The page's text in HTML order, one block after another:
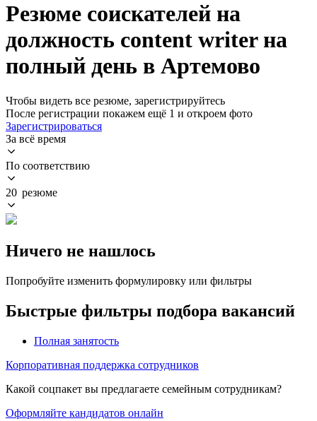
Резюме соискателей на
должность content writer на
полный день в Артемово
Чтобы видеть все резюме, зарегистрируйтесь
После регистрации покажем ещё 1 и откроем фото
Зарегистрироваться
За всё время
По соответствию
20 резюме
Ничего не нашлось
Попробуйте изменить формулировку или фильтры
Быстрые фильтры подбора вакансий
Полная занятость
Корпоративная поддержка сотрудников
Какой соцпакет вы предлагаете семейным сотрудникам?
Оформляйте кандидатов онлайн